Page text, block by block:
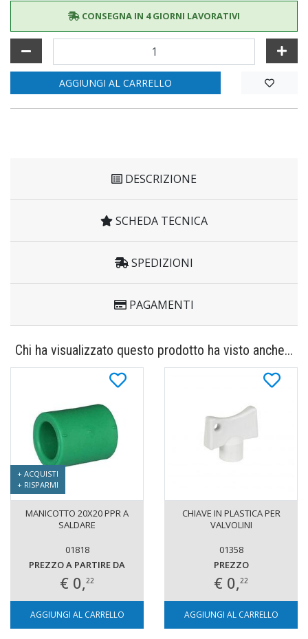
CONSEGNA IN 4 GIORNI LAVORATIVI
AGGIUNGI AL CARRELLO
DESCRIZIONE
SCHEDA TECNICA
SPEDIZIONI
PAGAMENTI
Chi ha visualizzato questo prodotto ha visto anche...
+ ACQUISTI
+ RISPARMI
MANICOTTO 20X20 PPR A
SALDARE
01818
PREZZO A PARTIRE DA
€ 0,22
AGGIUNGI AL CARRELLO
CHIAVE IN PLASTICA PER
VALVOLINI
01358
PREZZO
€ 0,22
AGGIUNGI AL CARRELLO